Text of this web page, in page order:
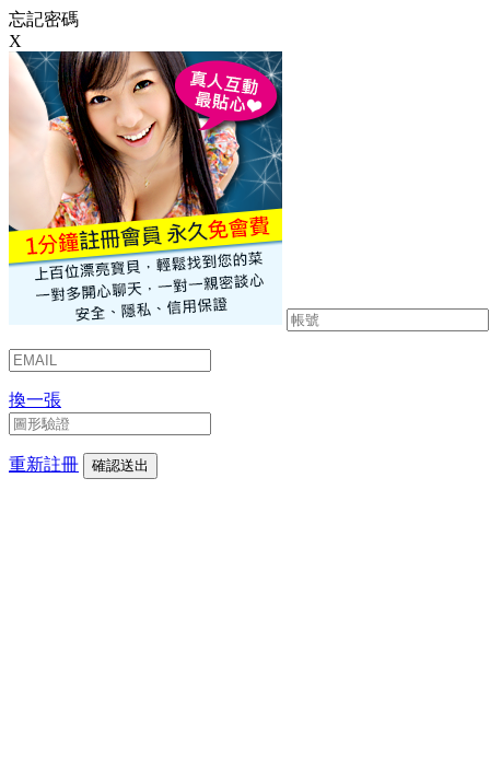
忘記密碼
X
換一張
重新註冊 確認送出